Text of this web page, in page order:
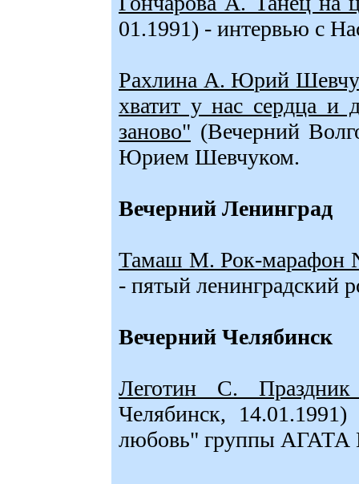
01.1991) - интервью с
Рахлина А. Юрий
хватит у нас сердца и
заново" (Вечерний
Юрием Шевчуком.
Вечерний Ленинград
Тамаш М. Рок-марафон
- пятый ленинградский
Вечерний Челябинск
Леготин С. Праздник
Челябинск,
любовь" группы